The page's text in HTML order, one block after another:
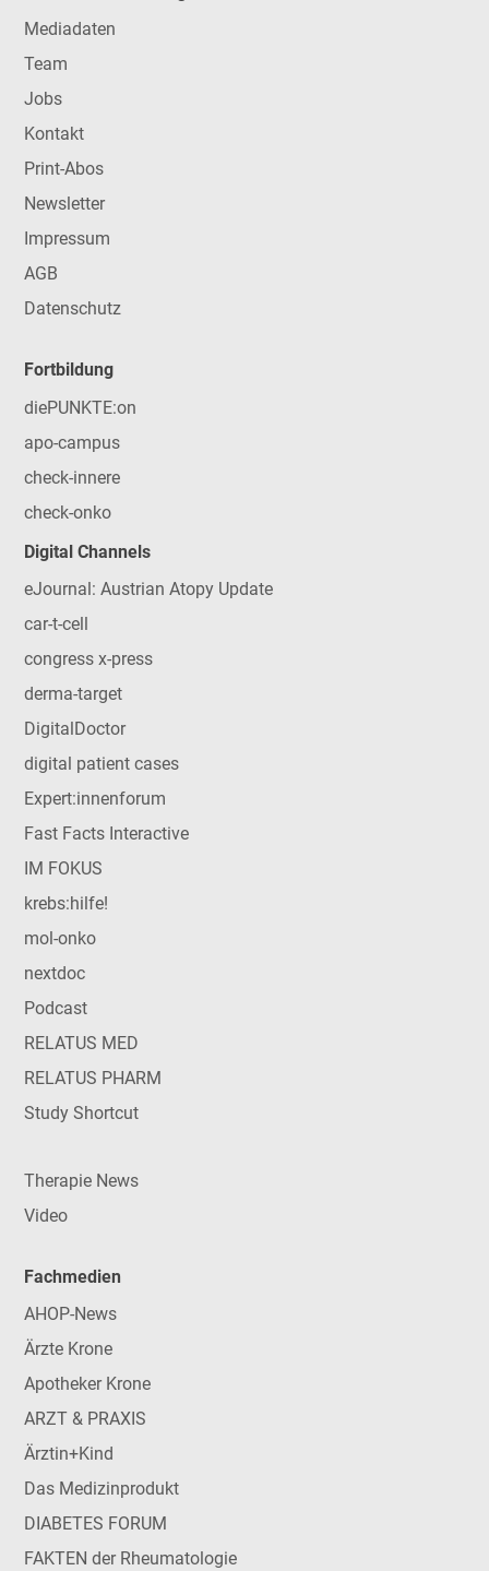
Mediadaten
Team
Jobs
Kontakt
Print-Abos
Newsletter
Impressum
AGB
Datenschutz
Fortbildung
diePUNKTE:on
apo-campus
check-innere
check-onko
Digital Channels
eJournal: Austrian Atopy Update
car-t-cell
congress x-press
derma-target
DigitalDoctor
digital patient cases
Expert:innenforum
Fast Facts Interactive
IM FOKUS
krebs:hilfe!
mol-onko
nextdoc
Podcast
RELATUS MED
RELATUS PHARM
Study Shortcut
Therapie News
Video
Fachmedien
AHOP-News
Ärzte Krone
Apotheker Krone
ARZT & PRAXIS
Ärztin+Kind
Das Medizinprodukt
DIABETES FORUM
FAKTEN der Rheumatologie